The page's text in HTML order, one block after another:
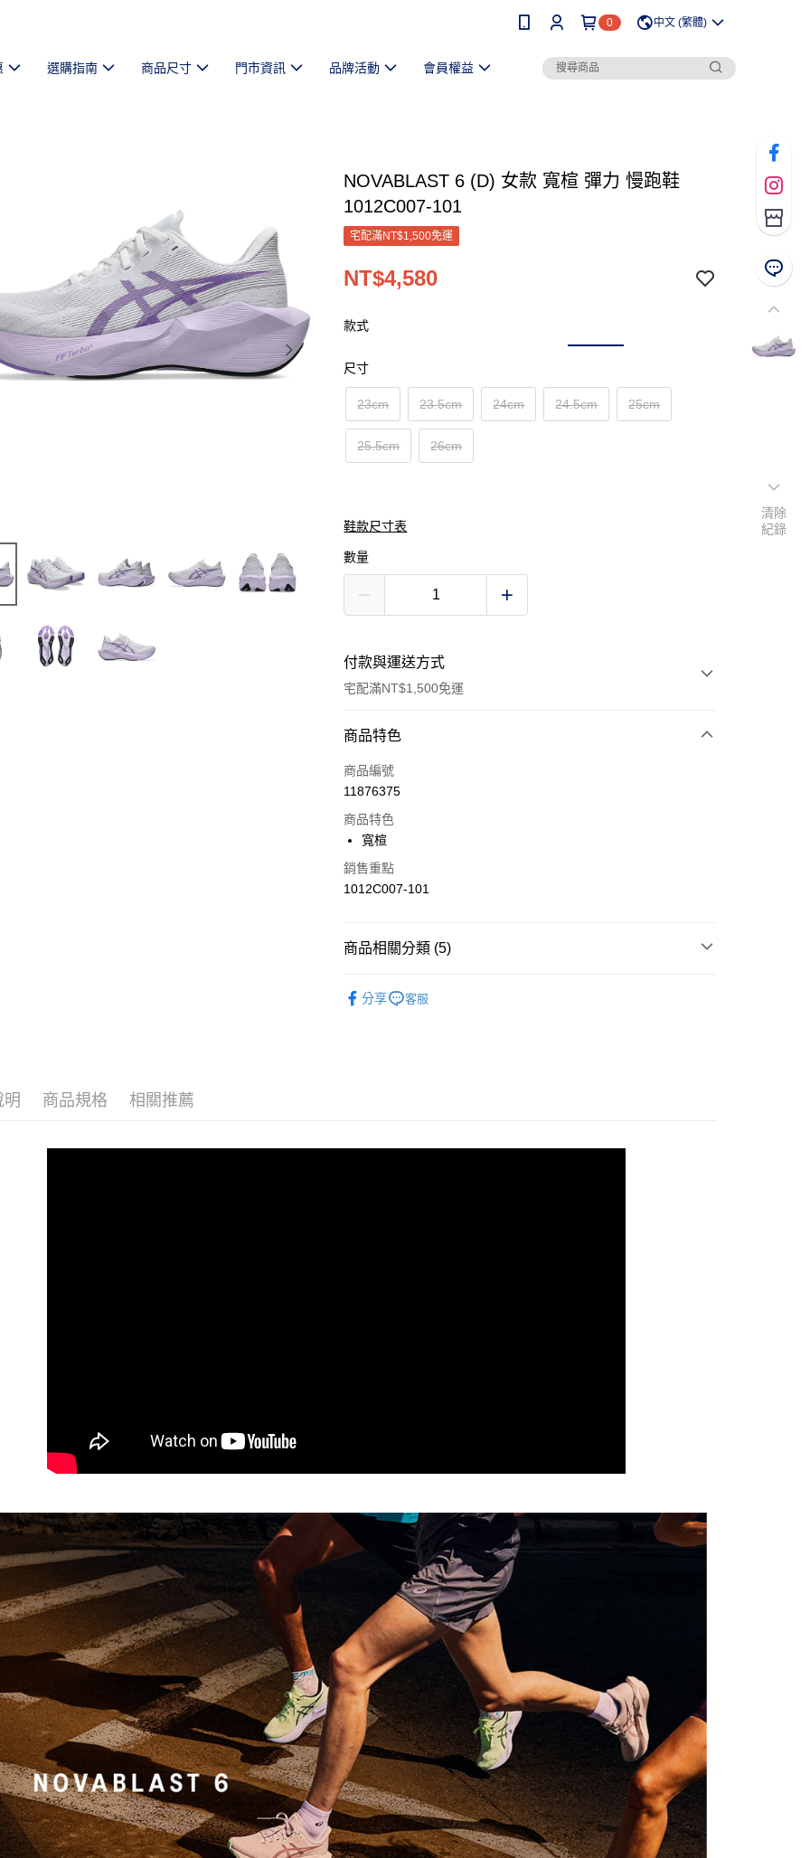
0 中文 (繁體)
選購指南 商品尺寸 門市資訊 品牌活動 會員權益
NOVABLAST 6 (D) 女款 寬楦 彈力 慢跑鞋
1012C007-101
宅配滿NT$1,500免運
NT$4,580
款式
尺寸
23cm 23.5cm 24cm 24.5cm 25cm
25.5cm 26cm
鞋款尺寸表
數量
付款與運送方式
宅配滿NT$1,500免運
付款方式
信用卡一次付款
運送方式
黑貓宅急便 (僅限台灣本島，離島恕不配送) 預計2-3個工作天到貨
每筆NT$120，滿NT$1,500(含以上)免運費
商品特色
商品編號
11876375
商品特色
寬楦
銷售重點
1012C007-101
商品相關分類 (5)
分享 客服
明 商品規格 相關推薦
清除
紀錄